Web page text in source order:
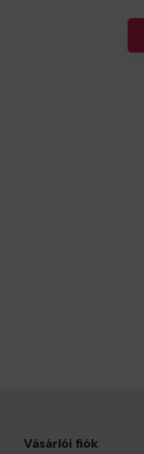
Vásárlói fiók